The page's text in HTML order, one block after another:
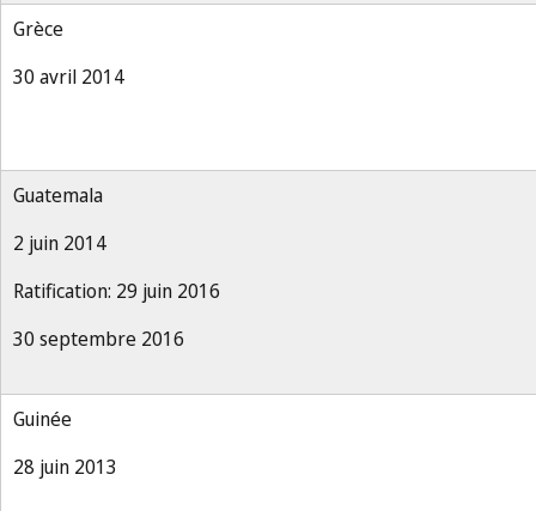
Grèce
30 avril 2014
Guatemala
2 juin 2014
Ratification: 29 juin 2016
30 septembre 2016
Guinée
28 juin 2013